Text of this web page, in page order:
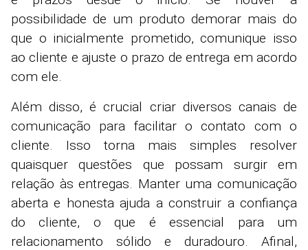
possibilidade de um produto demorar mais do
que o inicialmente prometido, comunique isso
ao cliente e ajuste o prazo de entrega em acordo
com ele.
Além disso, é crucial criar diversos canais de
comunicação para facilitar o contato com o
cliente. Isso torna mais simples resolver
quaisquer questões que possam surgir em
relação às entregas. Manter uma comunicação
aberta e honesta ajuda a construir a confiança
do cliente, o que é essencial para um
relacionamento sólido e duradouro. Afinal,